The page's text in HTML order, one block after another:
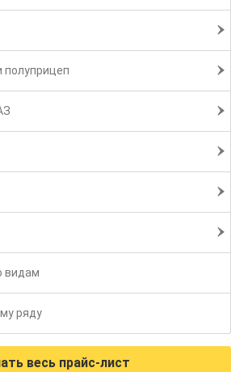
полуприцеп
видам
ряду
весь прайс-лист